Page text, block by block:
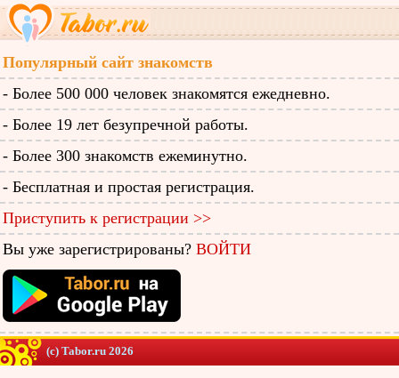
Популярный сайт знакомств
- Более 500 000 человек знакомятся ежедневно.
- Более 19 лет безупречной работы.
- Более 300 знакомств ежеминутно.
- Бесплатная и простая регистрация.
Приступить к регистрации >>
Вы уже зарегистрированы? ВОЙТИ
(c) Tabor.ru 2026